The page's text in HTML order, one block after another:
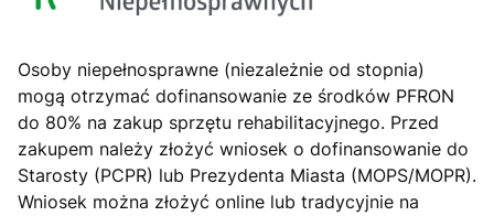
Osoby niepełnosprawne (niezależnie od stopnia)
mogą otrzymać dofinansowanie ze środków PFRON
do 80% na zakup sprzętu rehabilitacyjnego. Przed
zakupem należy złożyć wniosek o dofinansowanie do
Starosty (PCPR) lub Prezydenta Miasta (MOPS/MOPR).
Wniosek można złożyć online lub tradycyjnie na